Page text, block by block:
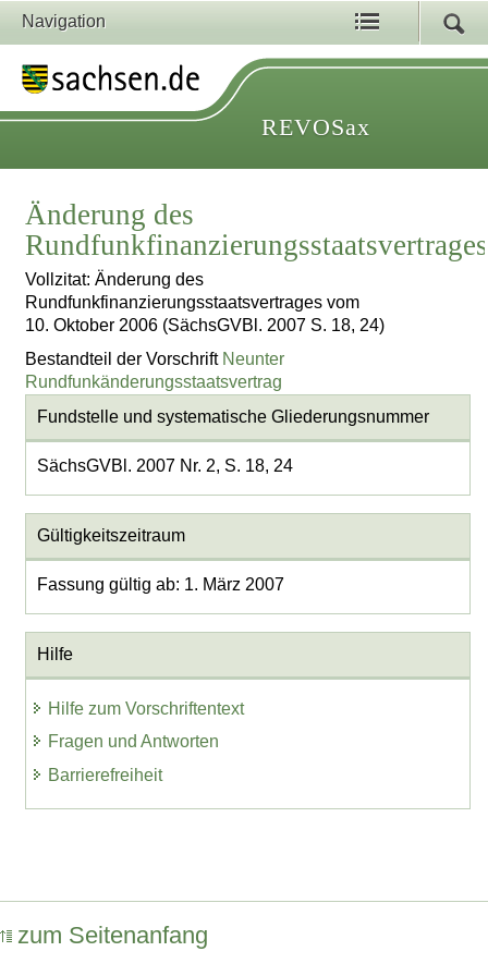
Navigation
REVOSax
Änderung des
Rundfunkfinanzierungsstaatsvertrages
Vollzitat: Änderung des
Rundfunkfinanzierungsstaatsvertrages vom
10. Oktober 2006 (SächsGVBl. 2007 S. 18, 24)
Bestandteil der Vorschrift Neunter
Rundfunkänderungsstaatsvertrag
Fundstelle und systematische Gliederungsnummer
SächsGVBl. 2007 Nr. 2, S. 18, 24
Gültigkeitszeitraum
Fassung gültig ab: 1. März 2007
Hilfe
Hilfe zum Vorschriftentext
Fragen und Antworten
Barrierefreiheit
zum Seitenanfang